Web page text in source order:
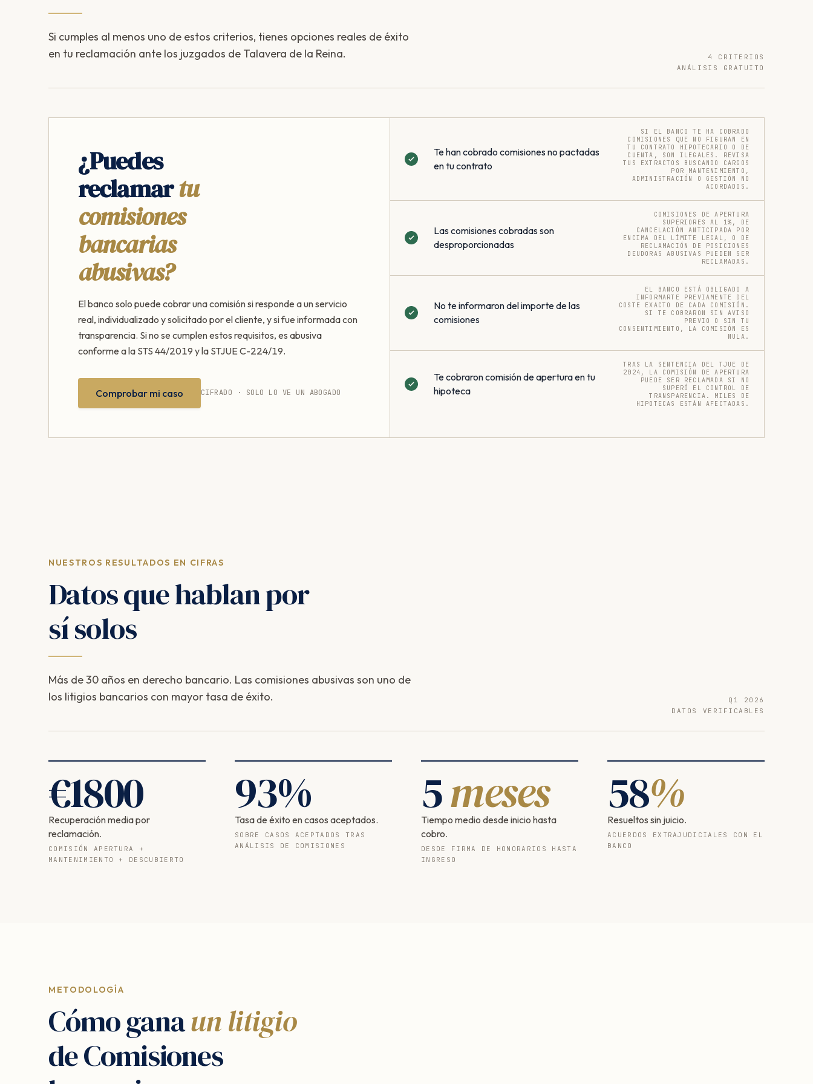
Si cumples al menos uno de estos criterios, tienes opciones reales de éxito
en tu reclamación ante los juzgados de Talavera de la Reina.
4 CRITERIOS
ANÁLISIS GRATUITO
¿Puedes
reclamartu
comisiones
bancarias
abusivas?
El banco solo puede cobrar una comisión si responde a un servicio
real, individualizado y solicitado por el cliente, y si fue informada con
transparencia. Si no se cumplen estos requisitos, es abusiva
conforme a la STS 44/2019 y la STJUE C-224/19.
Comprobar mi caso CIFRADO · SOLO LO VE UN ABOGADO
Te han cobrado comisiones no pactadas
en tu contrato
SI EL BANCO TE HA COBRADO
COMISIONES QUE NO FIGURAN EN
TU CONTRATO HIPOTECARIO O DE
CUENTA, SON ILEGALES. REVISA
TUS EXTRACTOS BUSCANDO CARGOS
POR MANTENIMIENTO,
ADMINISTRACIÓN O GESTIÓN NO
ACORDADOS.
Las comisiones cobradas son
desproporcionadas
COMISIONES DE APERTURA
SUPERIORES AL 1%, DE
CANCELACIÓN ANTICIPADA POR
ENCIMA DEL LÍMITE LEGAL, O DE
RECLAMACIÓN DE POSICIONES
DEUDORAS ABUSIVAS PUEDEN SER
RECLAMADAS.
No te informaron del importe de las
comisiones
EL BANCO ESTÁ OBLIGADO A
INFORMARTE PREVIAMENTE DEL
COSTE EXACTO DE CADA COMISIÓN.
SI TE COBRARON SIN AVISO
PREVIO O SIN TU
CONSENTIMIENTO, LA COMISIÓN ES
NULA.
Te cobraron comisión de apertura en tu
hipoteca
TRAS LA SENTENCIA DEL TJUE DE
2024, LA COMISIÓN DE APERTURA
PUEDE SER RECLAMADA SI NO
SUPERÓ EL CONTROL DE
TRANSPARENCIA. MILES DE
HIPOTECAS ESTÁN AFECTADAS.
NUESTROS RESULTADOS EN CIFRAS
Datos que hablan por
sí solos
Más de 30 años en derecho bancario. Las comisiones abusivas son uno de
los litigios bancarios con mayor tasa de éxito.
Q1 2026
DATOS VERIFICABLES
€1800
Recuperación media por
reclamación.
COMISIÓN APERTURA +
MANTENIMIENTO + DESCUBIERTO
93%
Tasa de éxito en casos aceptados.
SOBRE CASOS ACEPTADOS TRAS
ANÁLISIS DE COMISIONES
5meses
Tiempo medio desde inicio hasta
cobro.
DESDE FIRMA DE HONORARIOS HASTA
INGRESO
58%
Resueltos sin juicio.
ACUERDOS EXTRAJUDICIALES CON EL
BANCO
METODOLOGÍA
Cómo ganaun litigio
de Comisiones